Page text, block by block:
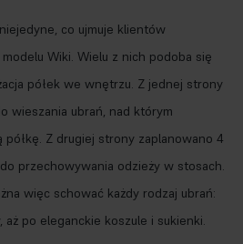
co ujmuje klientów
Wiki. Wielu z nich podoba się
półek we wnętrzu. Z jednej strony
wieszania ubrań, nad którym
półkę. Z drugiej strony zaplanowano 4
przechowywania odzieży w stosach.
więc schować każdy rodzaj ubrań:
po eleganckie koszule i sukienki.